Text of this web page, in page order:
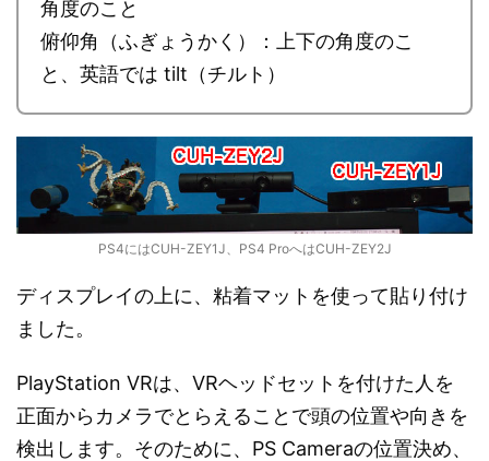
角度のこと
俯仰角（ふぎょうかく）：上下の角度のこ
と、英語では tilt（チルト）
PS4にはCUH-ZEY1J、PS4 ProへはCUH-ZEY2J
ディスプレイの上に、粘着マットを使って貼り付け
ました。
PlayStation VRは、VRヘッドセットを付けた人を
正面からカメラでとらえることで頭の位置や向きを
検出します。そのために、PS Cameraの位置決め、